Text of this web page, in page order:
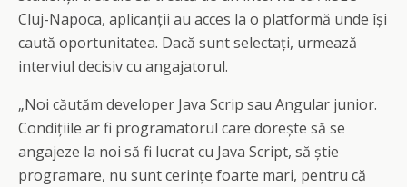
Cluj-Napoca, aplicanții au acces la o platformă unde își
caută oportunitatea. Dacă sunt selectați, urmează
interviul decisiv cu angajatorul.
„Noi căutăm developer Java Scrip sau Angular junior.
Condițiile ar fi programatorul care dorește să se
angajeze la noi să fi lucrat cu Java Script, să știe
programare, nu sunt cerințe foarte mari, pentru că